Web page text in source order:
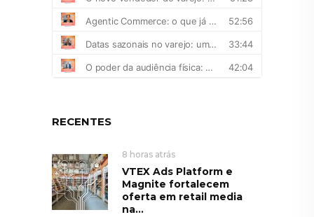
RECENTES
8 horas atrás
VTEX Ads Platform e
Magnite fortalecem
oferta em retail media
na...